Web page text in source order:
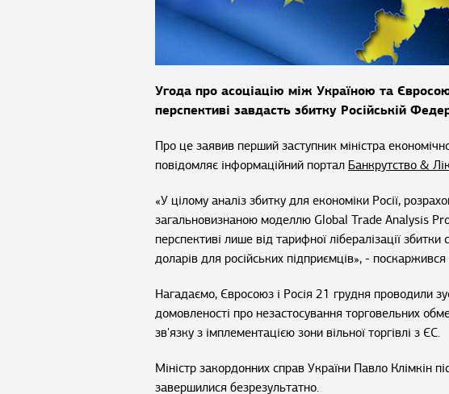
Угода про асоціацію між Україною та
перспективі завдасть збитку Російській
Про це заявив перший заступник міністра
повідомляє інформаційний портал Банкрутство &
«У цілому аналіз збитку для економіки Росії,
загальновизнаною моделлю Global Trade Analysis
перспективі лише від тарифної лібералізації
доларів для російських підприємців», - поскаржився
Нагадаємо, Євросоюз і Росія 21 грудня проводили
домовленості про незастосування торговельних
зв'язку з імплементацією зони вільної торгівлі з ЄС.
Міністр закордонних справ України Павло Клімкін
завершилися безрезультатно.